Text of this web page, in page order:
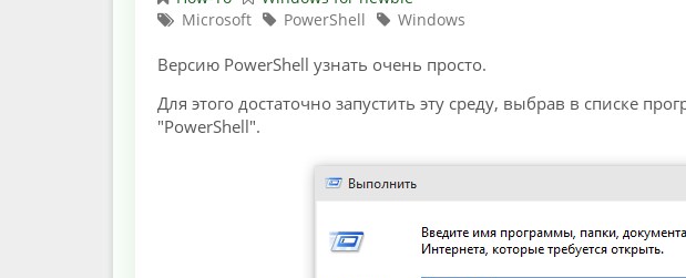
Microsoft
PowerShell Windows
Версию PowerShell узнать очень просто.
Для этого достаточно запустить эту среду, выбрав в списке
"PowerShell".